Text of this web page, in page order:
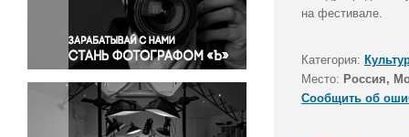
Правосудие
Происшествия и конфликты
Религия
Светская жизнь
Спорт
Экология
на фестивале.
Категория:
Место: Россия,
Сообщить об